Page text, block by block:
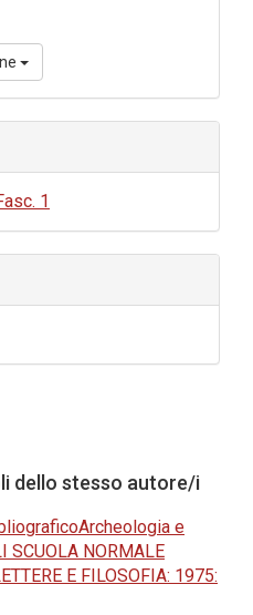
1
dello stesso autore/i
e
SCUOLA NORMALE
E FILOSOFIA: 1975: